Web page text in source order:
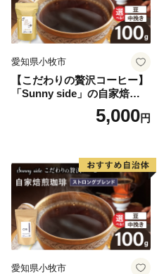
愛知県小牧市
【こだわりの贅沢コーヒー】
「Sunny side」の自家焙煎珈
琲こまきブレンド（100g）
5,000円
愛知県小牧市